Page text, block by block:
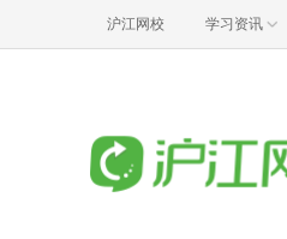
沪江网校 学习资讯